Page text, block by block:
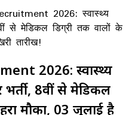
2026: स्वास्थ्य
से मेडिकल डिग्री तक वालों के
तारीख!
2026: स्वास्थ्य
भर्ती, 8वीं से मेडिकल
मौका, 03 जुलाई है